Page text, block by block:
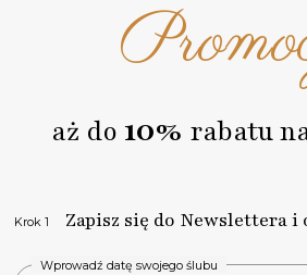
Na każdym etapie realizacji
informujemy o zmianach statusów
poczty email.
aż do 10% rabatu
Krok 1 Zapisz się do Newslettera i
Wprowadź datę swojego ślubu